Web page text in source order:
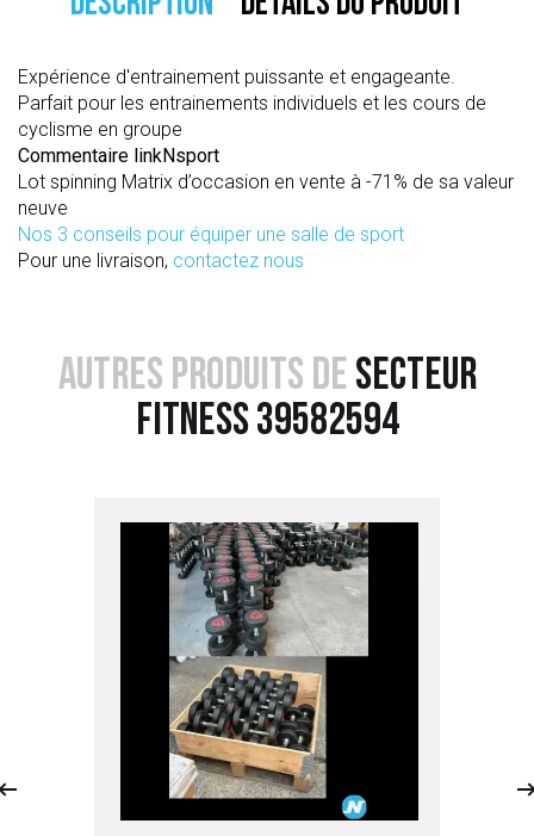
Expérience d'entrainement puissante et engageante.
Parfait pour les entrainements individuels et les cours de
cyclisme en groupe
Commentaire linkNsport
Lot spinning Matrix d’occasion en vente à -71% de sa valeur
neuve
Nos 3 conseils pour équiper une salle de sport
Pour une livraison, contactez nous
AUTRES PRODUITS DE SECTEUR
FITNESS 39582594